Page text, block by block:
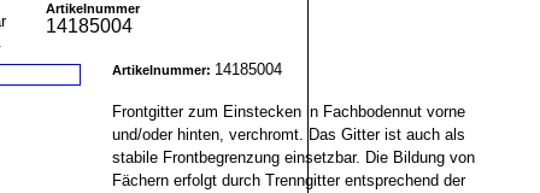
Artikelnummer
14185004
Artikelnummer: 14185004
Frontgitter zum Einstecken in Fachbodennut vorne
und/oder hinten, verchromt. Das Gitter ist auch als
stabile Frontbegrenzung einsetzbar. Die Bildung von
Fächern erfolgt durch Trenngitter entsprechend der